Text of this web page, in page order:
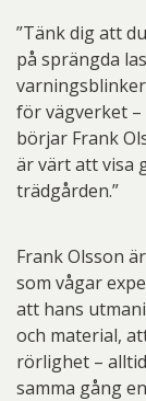
”Tänk dig att
på sprängda
för vägverket –
börjar Frank
är värt att visa
trädgården.”
Frank Olsson
som vågar
att hans
och material,
rörlighet –
samma gång